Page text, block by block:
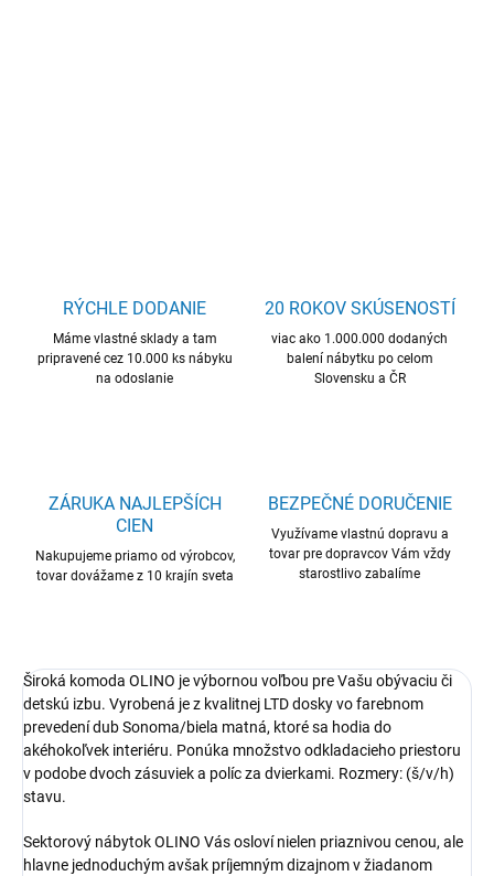
RÝCHLE DODANIE
Máme vlastné sklady a tam
pripravené cez 10.000 ks nábyku
na odoslanie
20 ROKOV SKÚSENOSTÍ
viac ako 1.000.000 dodaných
balení nábytku po celom
Slovensku a ČR
ZÁRUKA NAJLEPŠÍCH
CIEN
Nakupujeme priamo od výrobcov,
tovar dovážame z 10 krajín sveta
BEZPEČNÉ DORUČENIE
Využívame vlastnú dopravu a
tovar pre dopravcov Vám vždy
starostlivo zabalíme
Široká komoda OLINO je výbornou voľbou pre Vašu obývaciu či
detskú izbu. Vyrobená je z kvalitnej LTD dosky vo farebnom
prevedení dub Sonoma/biela matná, ktoré sa hodia do
akéhokoľvek interiéru. Ponúka množstvo odkladacieho priestoru
v podobe dvoch zásuviek a políc za dvierkami. Rozmery: (š/v/h)
stavu.
Sektorový nábytok OLINO Vás osloví nielen priaznivou cenou, ale
hlavne jednoduchým avšak príjemným dizajnom v žiadanom